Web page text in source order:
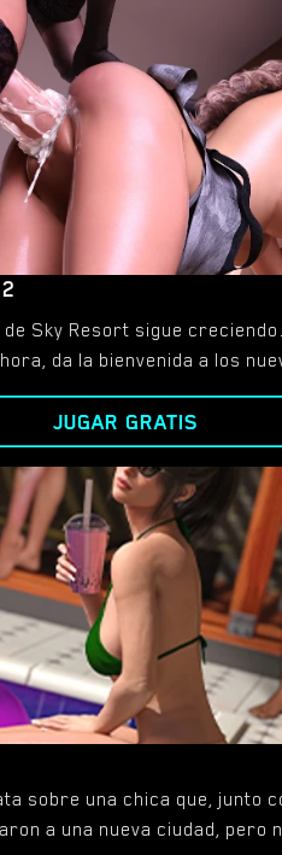
Sky Resort sigue
da la bienvenida a los
sus habitaciones,
libre. ¡Cuentan contigo para
estancia! ¿Les darás a los
JUGAR GRATIS
sobre una chica que, junto
a una nueva ciudad, pero